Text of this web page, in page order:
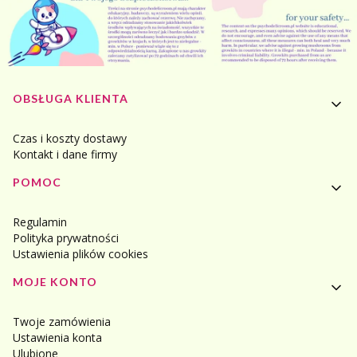
Linki w stopce
OBSŁUGA KLIENTA
Czas i koszty dostawy
Kontakt i dane firmy
POMOC
Regulamin
Polityka prywatności
Ustawienia plików cookies
MOJE KONTO
Twoje zamówienia
Ustawienia konta
Ulubione